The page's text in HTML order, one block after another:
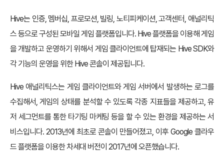
Hive는 인증, 멤버십, 프로모션, 빌링, 노티피케이션, 고객센터, 애널리틱
스 등으로 구성된 모바일 게임 플랫폼입니다. Hive 플랫폼을 이용해 게임
을 개발하고 운영하기 위해서 게임 클라이언트에 탑재되는 Hive SDK와
각 기능의 운영을 위한 Hive 콘솔이 제공됩니다.
Hive 애널리틱스는 게임 클라이언트와 게임 서버에서 발생하는 로그를
수집해서, 게임의 상태를 분석할 수 있도록 각종 지표들을 제공하고, 유
저 세그먼트를 통한 타기팅 마케팅 등을 할 수 있는 환경을 제공하는 서
비스입니다. 2013년에 최초로 콘솔이 만들어졌고, 이후 Google 클라우
드 플랫폼을 이용한 차세대 버전이 2017년에 오픈했습니다.